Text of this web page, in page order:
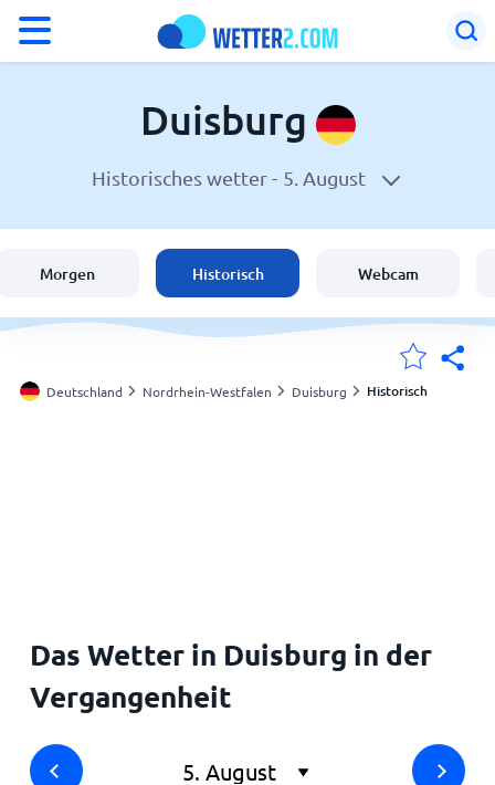
Wetter in Duisburg
Schweiz
Österreich
Duisburg
Historisches wetter - 5. August
Morgen Historisch Webcam
Deutschland Nordrhein-Westfalen Duisburg Historisch
Das Wetter in Duisburg in der
Vergangenheit